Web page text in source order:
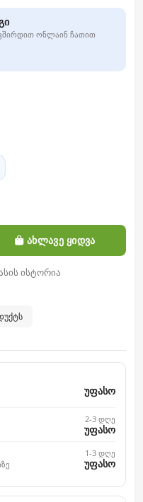
ონლაინ ჩათით
ახლავე ყიდვა
ისტორია
უფასო
2-3 დღე
უფასო
1-3 დღე
უფასო